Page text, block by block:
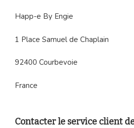
Happ-e By Engie
1 Place Samuel de Chaplain
92400 Courbevoie
France
Contacter le service client